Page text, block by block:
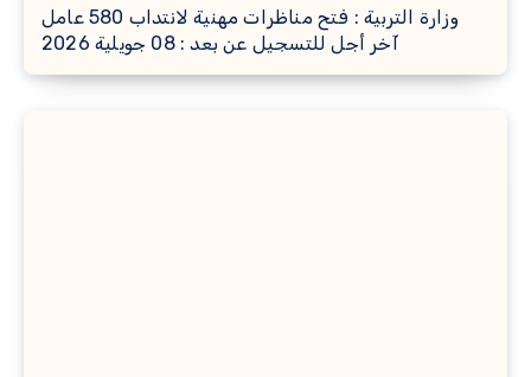
وزارة التربية : فتح مناظرات مهنية لانتداب 580 عامل
آخر أجل للتسجيل عن بعد : 08 جويلية 2026